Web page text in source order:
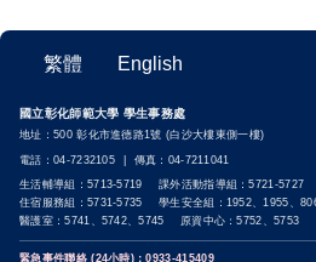
繁體 English
國立彰化師範大學 學生事務處
地址：500 彰化市進德路1號 (白沙大樓東側一樓)
電話：04-7232105 | 傳真：04-7211041
生活輔導組：5713-5719 課外活動指導組：5721-5727
住宿服務組：5731-5735 學生安全組：1952、1955、
醫護室：5741、5742、5745 原資中心：5752、5753
緊急事件聯絡 (24小時)：0933-415409